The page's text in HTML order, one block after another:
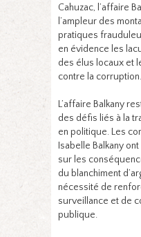
Cahuzac, l’affaire
l’ampleur des
pratiques
en évidence les
des élus locaux et
contre la corruption.
L’affaire Balkany
des défis liés à la
en politique. Les
Isabelle Balkany
sur les
du blanchiment
nécessité de
surveillance et de
publique.